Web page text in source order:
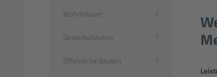
Navigation
Wohnhäuser
Gewerbebauten
Öffentliche Bauten